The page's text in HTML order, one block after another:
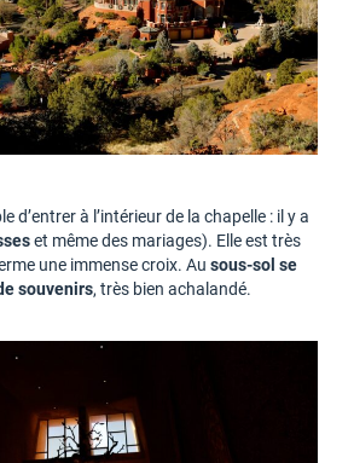
d’entrer à l’intérieur de la chapelle : il y a
et même des mariages). Elle est très
une immense croix. Au sous-sol se
souvenirs, très bien achalandé.